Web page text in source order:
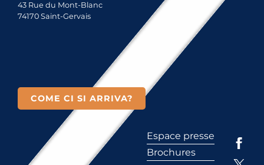
43 Rue du Mont-Blanc
74170 Saint-Gervais
COME CI SI ARRIVA?
Espace presse
Brochures